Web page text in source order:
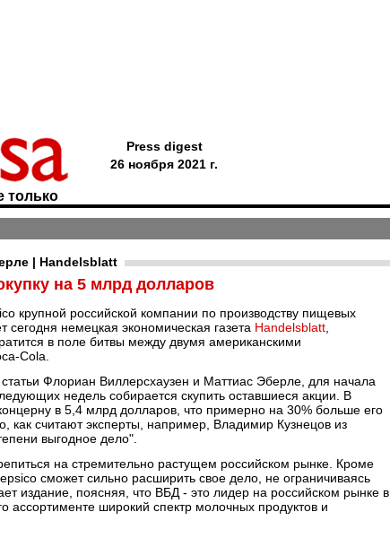
только
Press digest
26 ноября 2021 г.
| Handelsblatt
на 5 млрд долларов
крупной российской компании по производству пищевых
немецкая экономическая газета Handelsblatt
в поле битвы между двумя американскими
Cola.
Флориан Виллерсхаузен и Маттиас Эберле, для начала
недель собирается скупить оставшиеся акции. В
в 5,4 млрд долларов, что примерно на 30% больше его
как считают эксперты, например, Владимир Кузнецов из
выгодное дело".
на стремительно растущем российском рынке. Кроме
сможет сильно расширить свое дело, не ограничиваясь
издание, поясняя, что ВБД - это лидер на российском рынке в
ассортименте широкий спектр молочных продуктов и